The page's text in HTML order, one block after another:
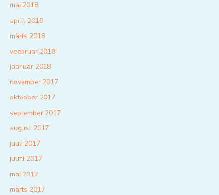
mai 2018
aprill 2018
märts 2018
veebruar 2018
jaanuar 2018
november 2017
oktoober 2017
september 2017
august 2017
juuli 2017
juuni 2017
mai 2017
märts 2017